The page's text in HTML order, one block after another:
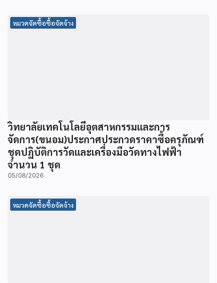
หมวดจัดซื้อซื้อจัดจ้าง
วิทยาลัยเทคโนโลยีอุตสาหกรรมและการ
จัดการ(ขนอม)ประกาศประกวดราคาซื้อครุภัณฑ์
ชุดปฏิบัติการวัดและเครื่องมือวัดทางไฟฟ้า
จำนวน 1 ชุด
05/08/2026
หมวดจัดซื้อซื้อจัดจ้าง